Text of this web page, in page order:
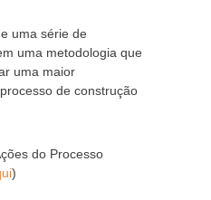
uma série de
uma metodologia que
uma maior
de construção
do Processo
)